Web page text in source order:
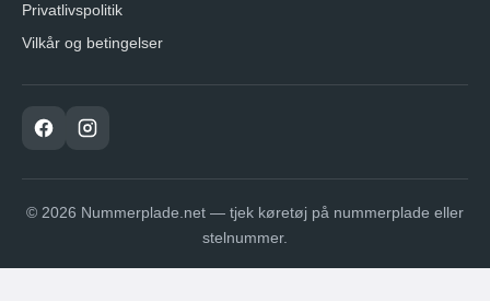
Privatlivspolitik
Vilkår og betingelser
© 2026 Nummerplade.net — tjek køretøj på nummerplade eller
stelnummer.